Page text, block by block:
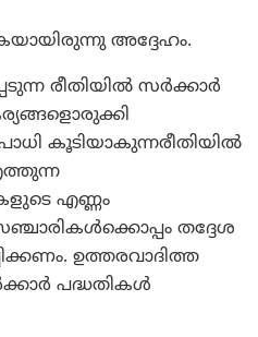
അദ്ദേഹം.
രീതിയില്‍ സര്‍ക്കാര്‍
കൂടിയാകുന്നരീതിയില്‍
എണ്ണം
തദ്ദേശ
ഉത്തരവാദിത്ത
പദ്ധതികള്‍